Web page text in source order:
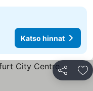
Katso hinnat
Jaa